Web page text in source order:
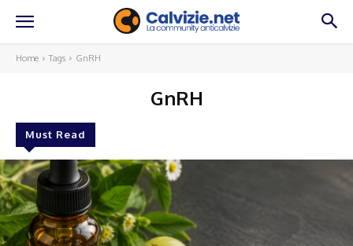
Home Tags GnRH
GnRH
Must Read